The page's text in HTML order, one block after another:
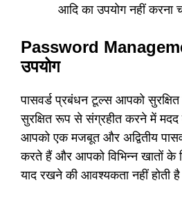
आदि का उपयोग नहीं करना
Password
उपयोग
पासवर्ड प्रबंधन टूल्स आपको
सुरक्षित रूप से संग्रहीत करने में
आपको एक मजबूत और अद्वितीय
करते हैं और आपको विभिन्न खातों के
याद रखने की आवश्यकता नहीं होती